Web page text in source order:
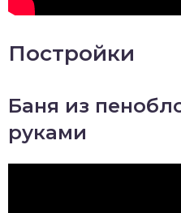
Постройки
Баня из
руками